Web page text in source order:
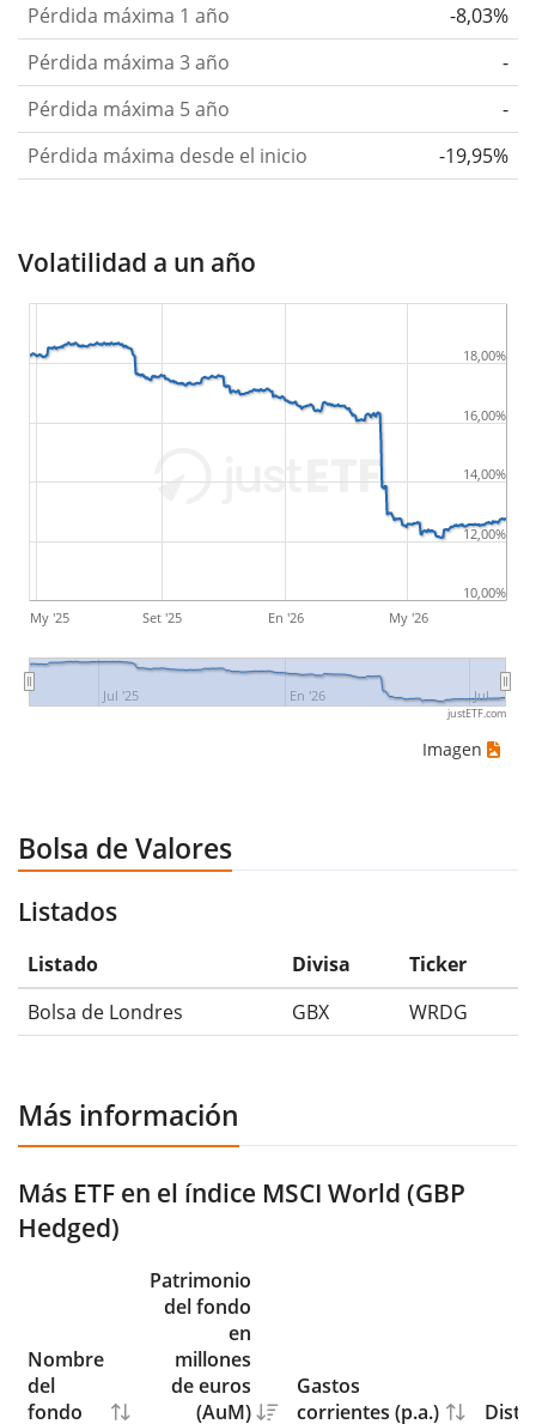
Pérdida máxima 1 año
-8,03%
Pérdida máxima 3 año
-
Pérdida máxima 5 año
-
Pérdida máxima desde el inicio
-19,95%
Volatilidad a un año
My '25 Set '25 En '26 My '26
Jul '25 En '26 Jul…
10,00%
12,00%
14,00%
16,00%
18,00%
justETF.com
Imagen
Bolsa de Valores
Listados
Listado Divisa
Ticker
Bolsa de Londres
GBX WRDG
Más información
Más ETF en el índice MSCI World (GBP
Hedged)
Nombre
del
fondo
Patrimonio
del fondo
en
millones
de euros
(AuM)
Gastos
corrientes (p.a.)